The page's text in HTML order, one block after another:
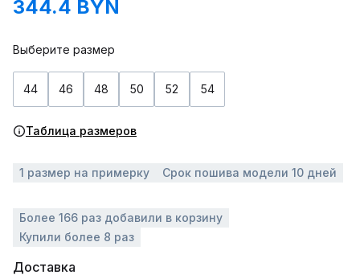
344.4 BYN
Выберите размер
44 46 48 50 52 54
Таблица размеров
1 размер на примерку Срок пошива модели 10 дней
Более 166 раз добавили в корзину
Купили более 8 раз
Доставка